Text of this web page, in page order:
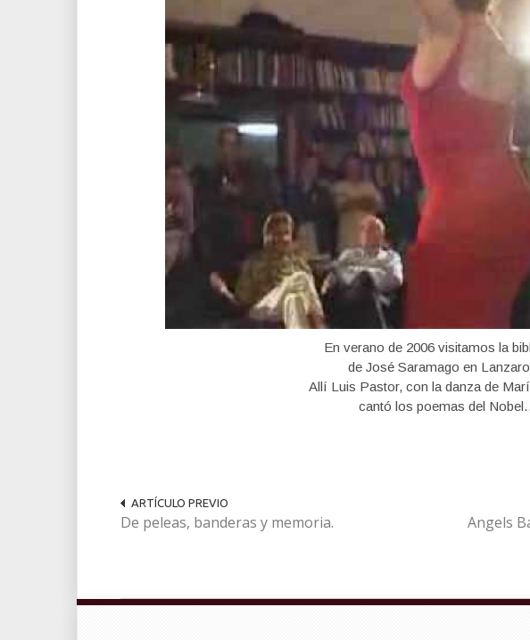
En verano de 2006 visitamos la
de José Saramago en
Allí Luis Pastor, con la danza de
cantó los poemas del
ARTÍCULO PREVIO
De peleas, banderas y memoria.
Angels